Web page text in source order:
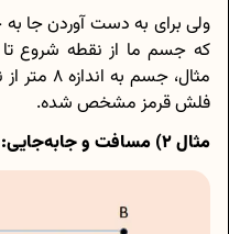
ولی برای به دست آوردن جا به
که جسم ما از نقطه شروع
مثال،
فلش قرمز مشخص شده.
مثال 2) مسافت و جابه‌جایی: